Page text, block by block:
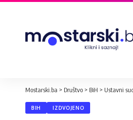
Mostarski.ba > Društvo > BiH > Ustavni
BIH IZDVOJENO